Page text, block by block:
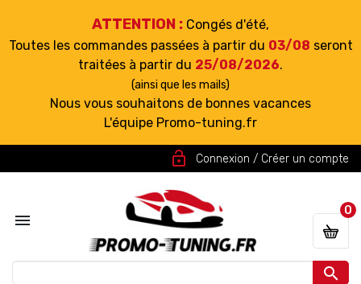
ATTENTION : Congés d'été,
Toutes les commandes passées à partir du 03/08 seront
traitées à partir du 25/08/2026.
(ainsi que les mails)
Nous vous souhaitons de bonnes vacances
L'équipe Promo-tuning.fr
lock_open Connexion / Créer un compte


0